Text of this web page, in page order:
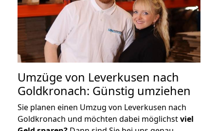
Umzüge von Leverkusen nach
Goldkronach: Günstig umziehen
Sie planen einen Umzug von Leverkusen nach
Goldkronach und möchten dabei möglichstviel